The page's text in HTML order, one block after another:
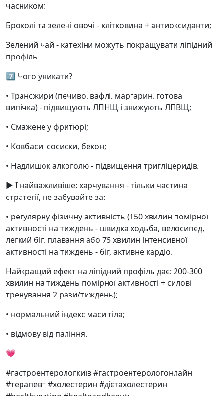
часником;
Броколі та зелені овочі - клітковина + антиоксиданти;
Зелений чай - катехіни можуть покращувати ліпідний
профіль.
7️⃣ Чого уникати?
• Трансжири (печиво, вафлі, маргарин, готова
випічка) - підвищують ЛПНЩ і знижують ЛПВЩ;
• Смажене у фритюрі;
• Ковбаси, сосиски, бекон;
• Надлишок алкоголю - підвищення тригліцеридів.
▶️ І найважливіше: харчування - тільки частина
стратегії, не забувайте за:
• регулярну фізичну активність (150 хвилин помірної
активності на тиждень - швидка ходьба, велосипед,
легкий біг, плавання або 75 хвилин інтенсивної
активності на тиждень - біг, активне кардіо.
Найкращий ефект на ліпідний профіль дає: 200-300
хвилин на тиждень помірної активності + силові
тренування 2 рази/тиждень);
• нормальний індекс маси тіла;
• відмову від паління.
💗
#гастроентерологкиїв #гастроентерологонлайн
#терапевт #холестерин #дієтахолестерин